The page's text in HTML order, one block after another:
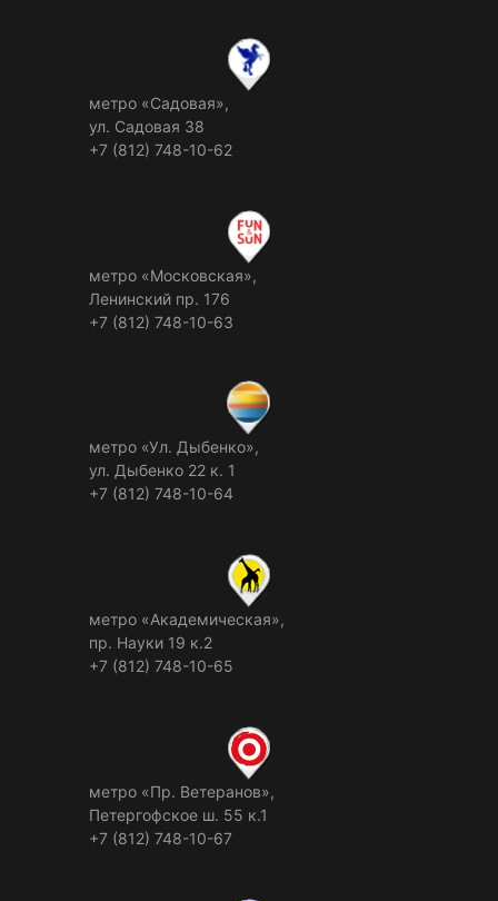
метро «Садовая»,
ул. Садовая 38
+7 (812) 748-10-62
метро «Московская»,
Ленинский пр. 176
+7 (812) 748-10-63
метро «Ул. Дыбенко»,
ул. Дыбенко 22 к. 1
+7 (812) 748-10-64
метро «Академическая»,
пр. Науки 19 к.2
+7 (812) 748-10-65
метро «Пр. Ветеранов»,
Петергофское ш. 55 к.1
+7 (812) 748-10-67